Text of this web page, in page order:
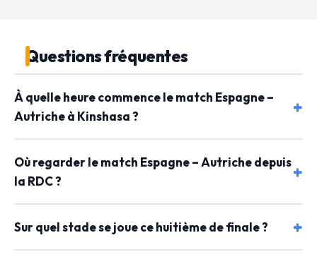
Questions fréquentes
À quelle heure commence le match Espagne –
Autriche à Kinshasa ?
Où regarder le match Espagne – Autriche depuis
la RDC ?
Sur quel stade se joue ce huitième de finale ?